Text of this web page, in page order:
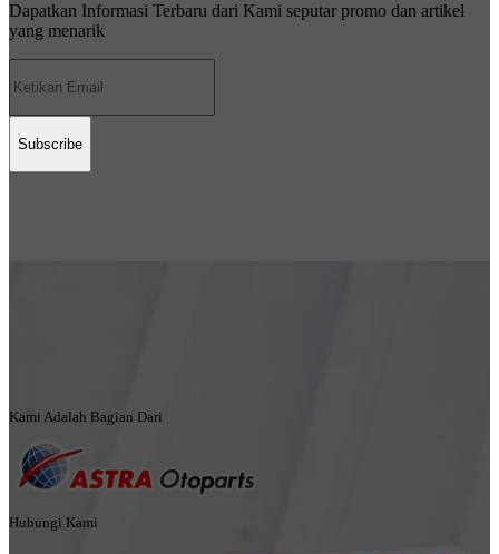
Dapatkan Informasi Terbaru dari Kami seputar promo dan artikel
yang menarik
Subscribe
Kami Adalah Bagian Dari
Hubungi Kami